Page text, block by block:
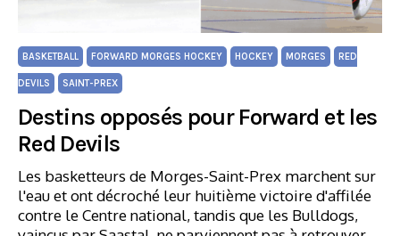
BASKETBALL FORWARD MORGES HOCKEY HOCKEY MORGES RED
DEVILS SAINT-PREX
Destins opposés pour Forward et les
Red Devils
Les basketteurs de Morges-Saint-Prex marchent sur
l'eau et ont décroché leur huitième victoire d'affilée
contre le Centre national, tandis que les Bulldogs,